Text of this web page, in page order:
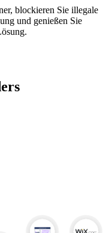
blockieren Sie illegale
und genießen Sie